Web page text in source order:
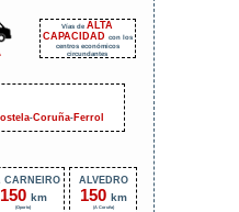
Vías deALTA
CAPACIDAD con los
centros económicos
circundantes
-Coruña-Ferrol
CARNEIRO
150 km
(Oporto)
ALVEDRO
150 km
(A Coruña)